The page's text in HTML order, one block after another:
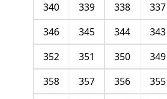
337
338
339
340
343
344
345
346
349
350
351
352
355
356
357
358